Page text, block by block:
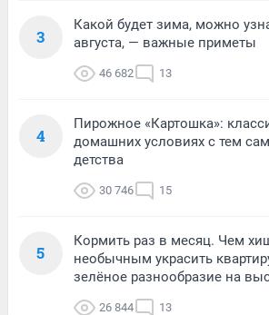
3
Какой будет зима, можно
августа, — важные приметы
46 682 13
4
Пирожное «Картошка»:
домашних условиях с тем
детства
30 746 15
5
Кормить раз в месяц. Чем
необычным украсить
зелёное разнообразие на
26 844 13